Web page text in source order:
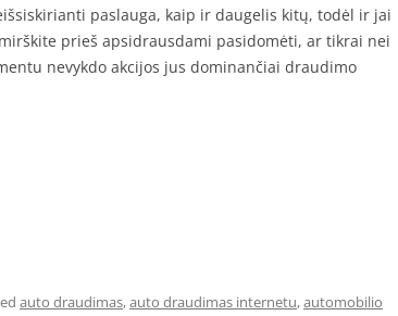
paslauga, kaip ir daugelis kitų, todėl ir jai
prieš apsidrausdami pasidomėti, ar tikrai nei
nevykdo akcijos jus dominančiai draudimo
auto draudimas,auto draudimas internetu,automobilio